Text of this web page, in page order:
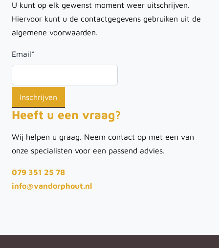
U kunt op elk gewenst moment weer uitschrijven.
Hiervoor kunt u de contactgegevens gebruiken uit de
algemene voorwaarden.
Email*
Heeft u een vraag?
Wij helpen u graag. Neem contact op met een van
onze specialisten voor een passend advies.
079 351 25 78
info@vandorphout.nl